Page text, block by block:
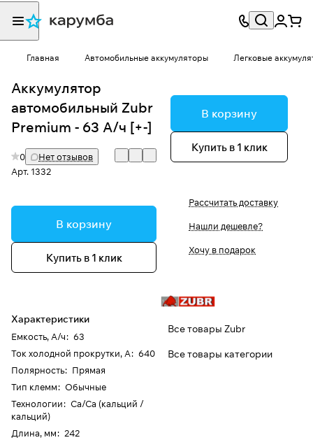
Главная Автомобильные аккумуляторы Легковые
Аккумулятор
автомобильный Zubr
Premium - 63 А/ч [+-]
0
Нет отзывов
Арт. 1332
В корзину
Купить в 1 клик
Характеристики
Емкость, А/ч: 63
Ток холодной прокрутки, А: 640
Полярность: Прямая
Тип клемм: Обычные
Технологии: Ca/Ca (кальций /
кальций)
Длина, мм: 242
В корзину
Купить в 1 клик
Рассчитать доставку
Нашли дешевле?
Хочу в подарок
Все товары Zubr
Все товары категории